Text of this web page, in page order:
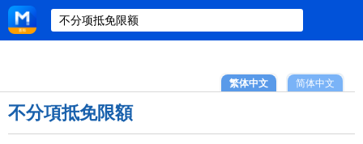
简体中文
繁体中文
不分項抵免限額